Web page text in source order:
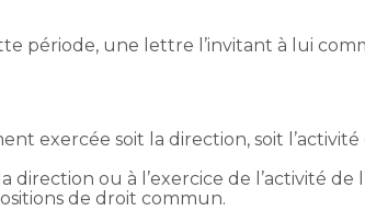
période, une lettre l’invitant à lui
exercée soit la direction, soit l’activité
ou à l’exercice de l’activité de
de droit commun.